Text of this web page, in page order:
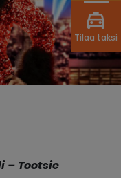
Tilaa taksi
– Tootsie